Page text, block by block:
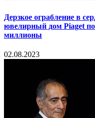
Дерзкое ограбление в
ювелирный дом Piaget
миллионы
02.08.2023